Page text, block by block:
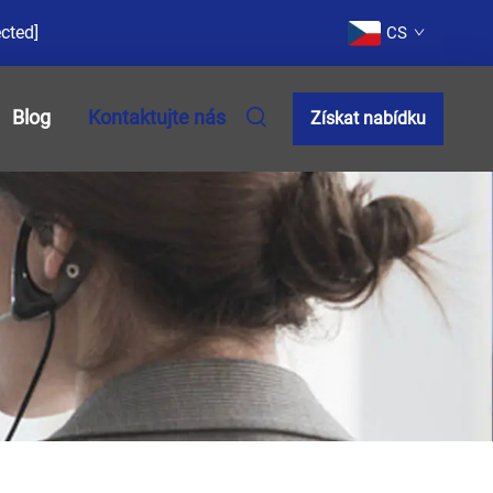
CS
Blog Kontaktujte nás Získat nabídku